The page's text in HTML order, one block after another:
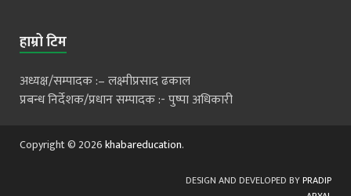
हाम्रो टिम
अध्यक्ष/सम्पादक :– लक्ष्मीप्रसाद ढकाल
प्रबन्ध निर्देशक/प्रधान सम्पादक :- पुष्पा अधिकारी
Copyright © 2026khabareducation.
DESIGN AND DEVELOPED BYPRADIP